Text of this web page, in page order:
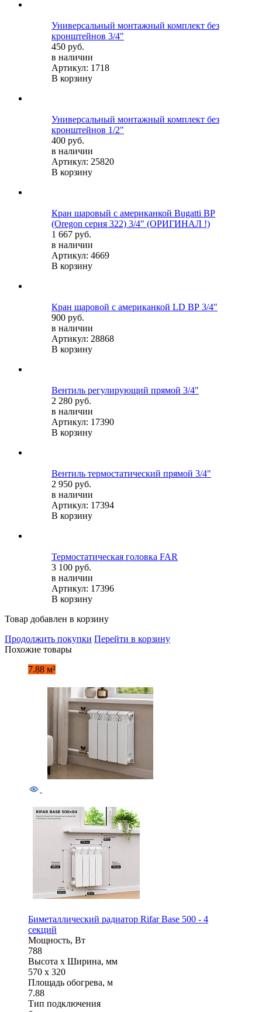
Универсальный монтажный комплект без
кронштейнов 3/4"
450 руб.
в наличии
Артикул: 1718
В корзину
Универсальный монтажный комплект без
кронштейнов 1/2"
400 руб.
в наличии
Артикул: 25820
В корзину
Кран шаровый с американкой Bugatti ВР
(Oregon серия 322) 3/4" (ОРИГИНАЛ !)
1 667 руб.
в наличии
Артикул: 4669
В корзину
Кран шаровой c американкой LD ВР 3/4"
900 руб.
в наличии
Артикул: 28868
В корзину
Вентиль регулирующий прямой 3/4"
2 280 руб.
в наличии
Артикул: 17390
В корзину
Вентиль термостатический прямой 3/4"
2 950 руб.
в наличии
Артикул: 17394
В корзину
Термостатическая головка FAR
3 100 руб.
в наличии
Артикул: 17396
В корзину
Товар добавлен в корзину
Продолжить покупки Перейти в корзину
Похожие товары
7.88 м²
Биметаллический радиатор Rifar Base 500 - 4
секций
Мощность, Вт
788
Высота x Ширина, мм
570 x 320
Площадь обогрева, м
7.88
Тип подключения